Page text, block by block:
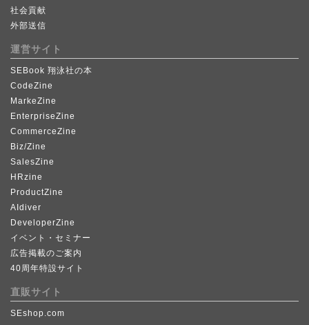
社会貢献
外部送信
運営サイト
SEBook 翔泳社の本
CodeZine
MarkeZine
EnterpriseZine
CommerceZine
Biz/Zine
SalesZine
HRzine
ProductZine
AIdiver
DeveloperZine
イベント・セミナー
広告掲載のご案内
40周年特設サイト
直販サイト
SEshop.com